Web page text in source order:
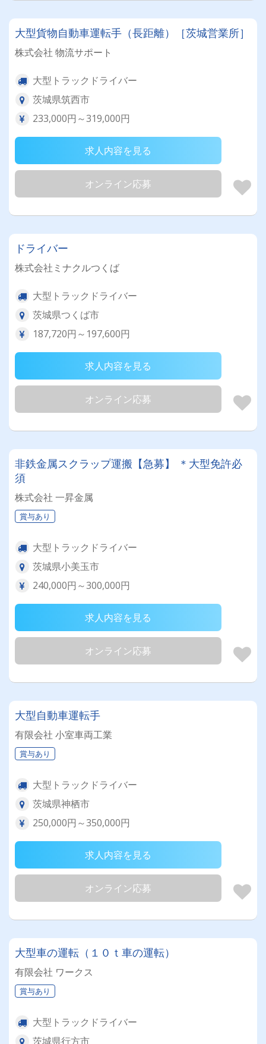
大型貨物自動車運転手（長距離）［茨城営業所］
株式会社 物流サポート
大型トラックドライバー
茨城県筑西市
233,000円～319,000円
求人内容を見る
オンライン応募
ドライバー
株式会社ミナクルつくば
大型トラックドライバー
茨城県つくば市
187,720円～197,600円
求人内容を見る
オンライン応募
非鉄金属スクラップ運搬【急募】 ＊大型免許必
須
株式会社 一昇金属
賞与あり
大型トラックドライバー
茨城県小美玉市
240,000円～300,000円
求人内容を見る
オンライン応募
大型自動車運転手
有限会社 小室車両工業
賞与あり
大型トラックドライバー
茨城県神栖市
250,000円～350,000円
求人内容を見る
オンライン応募
大型車の運転（１０ｔ車の運転）
有限会社 ワークス
賞与あり
大型トラックドライバー
茨城県行方市